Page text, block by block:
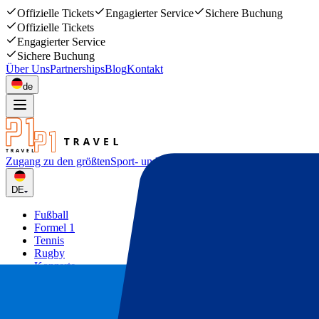
Offizielle Tickets Engagierter Service
Sichere Buchung
Offizielle Tickets
Engagierter Service
Sichere Buchung
Über UnsPartnershipsBlogKontakt
de
Zugang zu den größtenSport- und Musikevents
DE
Fußball
Formel 1
Tennis
Rugby
Konzerte